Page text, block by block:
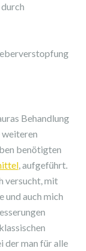
Behandlung
benötigten
, aufgeführt.
versucht, mit
und auch mich
der man für alle